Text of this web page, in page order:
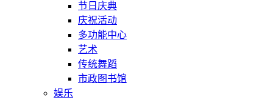
节日庆典
庆祝活动
多功能中心
艺术
传统舞蹈
市政图书馆
娱乐